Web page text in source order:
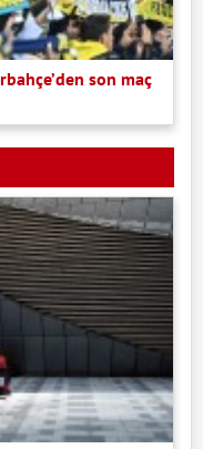
son maç